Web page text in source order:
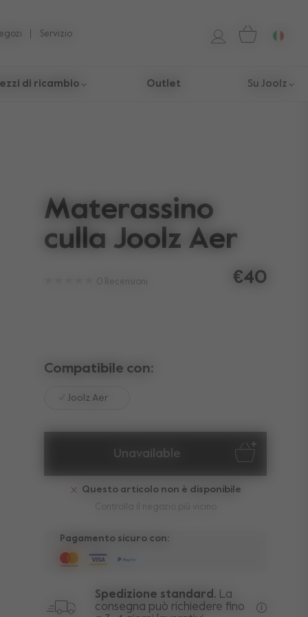
Servizio
di ricambio Outlet Su Joolz
Materassino
culla Joolz Aer
0 Recensioni €40
Compatibile con:
Joolz Aer
Unavailable
Questo articolo non è disponibile
Pagamento sicuro con:
Spedizione standard. La
consegna può richiedere fino